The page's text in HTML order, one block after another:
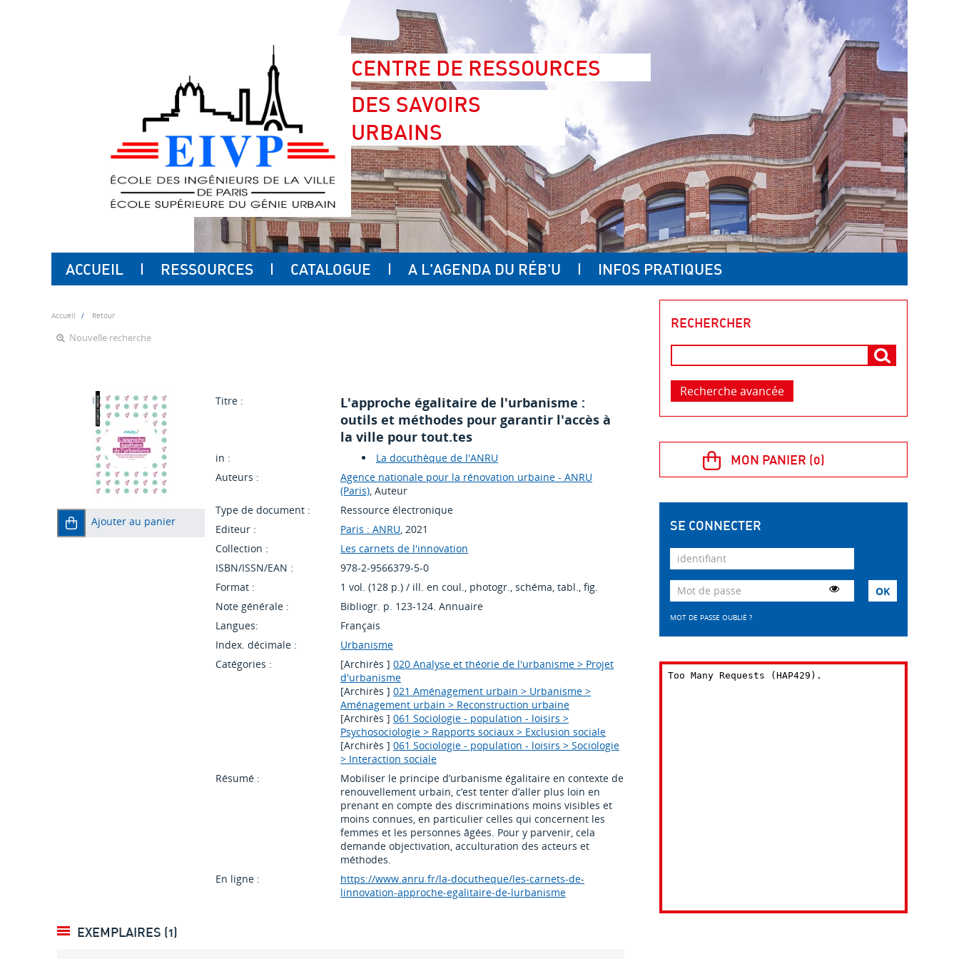
CENTRE DE RESSOURCES
DES SAVOIRS
URBAINS
ACCUEIL RESSOURCES CATALOGUE A L'AGENDA DU RÉB'U INFOS PRATIQUES
Accueil Retour
Nouvelle recherche
Ajouter au panier
Titre :
L'approche égalitaire de l'urbanisme :
outils et méthodes pour garantir l'accès à
la ville pour tout.tes
in :
La docuthèque de l'ANRU
Auteurs :
Agence nationale pour la rénovation urbaine - ANRU
(Paris), Auteur
Type de document :
Ressource électronique
Editeur :
Paris : ANRU, 2021
Collection :
Les carnets de l'innovation
ISBN/ISSN/EAN :
978-2-9566379-5-0
Format :
1 vol. (128 p.) / ill. en coul., photogr., schéma, tabl., fig.
Note générale :
Bibliogr. p. 123-124. Annuaire
Langues:
Français
Index. décimale :
Urbanisme
Catégories :
[Archirès ]020 Analyse et théorie de l'urbanisme > Projet
d'urbanisme
[Archirès ]021 Aménagement urbain > Urbanisme >
Aménagement urbain > Reconstruction urbaine
[Archirès ]061 Sociologie - population - loisirs >
Psychosociologie > Rapports sociaux > Exclusion sociale
[Archirès ]061 Sociologie - population - loisirs > Sociologie
> Interaction sociale
Résumé :
Mobiliser le principe d’urbanisme égalitaire en contexte de
renouvellement urbain, c’est tenter d’aller plus loin en
prenant en compte des discriminations moins visibles et
moins connues, en particulier celles qui concernent les
femmes et les personnes âgées. Pour y parvenir, cela
demande objectivation, acculturation des acteurs et
méthodes.
En ligne :
https://www.anru.fr/la-docutheque/les-carnets-de-
linnovation-approche-egalitaire-de-lurbanisme
EXEMPLAIRES (1)
RECHERCHER
Recherche avancée
SE CONNECTER
MOT DE PASSE OUBLIÉ ?